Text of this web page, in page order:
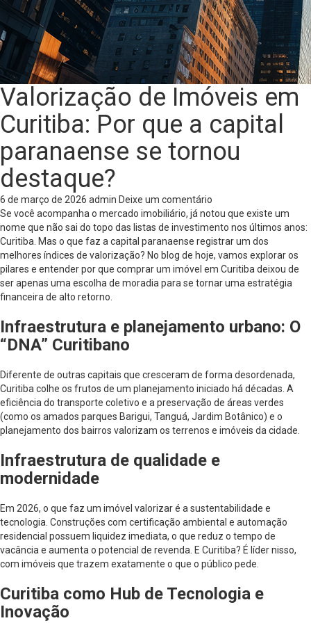
Valorização de Imóveis em
Curitiba: Por que a capital
paranaense se tornou
destaque?
6 de março de 2026 admin Deixe um comentário
Se você acompanha o mercado imobiliário, já notou que existe um
nome que não sai do topo das listas de investimento nos últimos anos:
Curitiba. Mas o que faz a capital paranaense registrar um dos
melhores índices de valorização? No blog de hoje, vamos explorar os
pilares e entender por que comprar um imóvel em Curitiba deixou de
ser apenas uma escolha de moradia para se tornar uma estratégia
financeira de alto retorno.
Infraestrutura e planejamento urbano: O
“DNA” Curitibano
Diferente de outras capitais que cresceram de forma desordenada,
Curitiba colhe os frutos de um planejamento iniciado há décadas. A
eficiência do transporte coletivo e a preservação de áreas verdes
(como os amados parques Barigui, Tanguá, Jardim Botânico) e o
planejamento dos bairros valorizam os terrenos e imóveis da cidade.
Infraestrutura de qualidade e
modernidade
Em 2026, o que faz um imóvel valorizar é a sustentabilidade e
tecnologia. Construções com certificação ambiental e automação
residencial possuem liquidez imediata, o que reduz o tempo de
vacância e aumenta o potencial de revenda. E Curitiba? É líder nisso,
com imóveis que trazem exatamente o que o público pede.
Curitiba como Hub de Tecnologia e
Inovação